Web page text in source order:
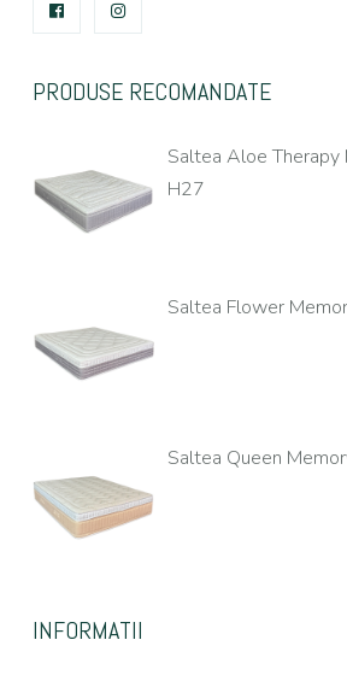
FACEBOOK
PRODUSE RECOMANDATE
Saltea Aloe Therapy
H27
Saltea Flower
Saltea Queen
INFORMATII